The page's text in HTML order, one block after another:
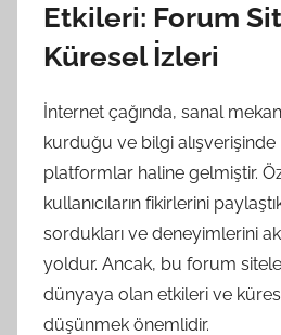
Etkileri: Forum
Küresel İzleri
İnternet çağında, sanal
kurduğu ve bilgi
platformlar haline gelmiştir.
kullanıcıların fikirlerini
sordukları ve deneyimlerini
yoldur. Ancak, bu forum
dünyaya olan etkileri ve
düşünmek önemlidir.